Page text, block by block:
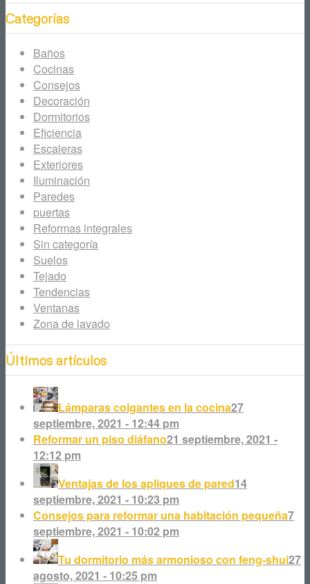
Categorías
Baños
Cocinas
Consejos
Decoración
Dormitorios
Eficiencia
Escaleras
Exteriores
Iluminación
Paredes
puertas
Reformas integrales
Sin categoría
Suelos
Tejado
Tendencias
Ventanas
Zona de lavado
Últimos artículos
Lámparas colgantes en la cocina27
septiembre, 2021 - 12:44 pm
Reformar un piso diáfano21 septiembre, 2021 -
12:12 pm
Ventajas de los apliques de pared14
septiembre, 2021 - 10:23 pm
Consejos para reformar una habitación pequeña7
septiembre, 2021 - 10:02 pm
Tu dormitorio más armonioso con feng-shui27
agosto, 2021 - 10:25 pm